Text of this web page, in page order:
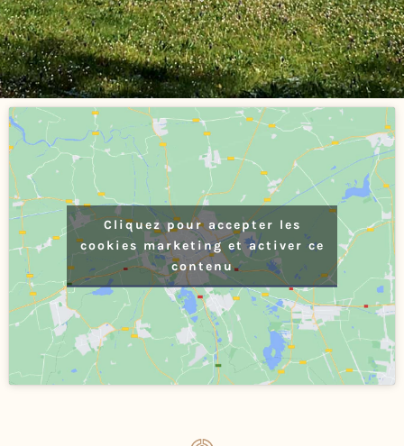
Cliquez pour accepter les
cookies marketing et activer ce
contenu